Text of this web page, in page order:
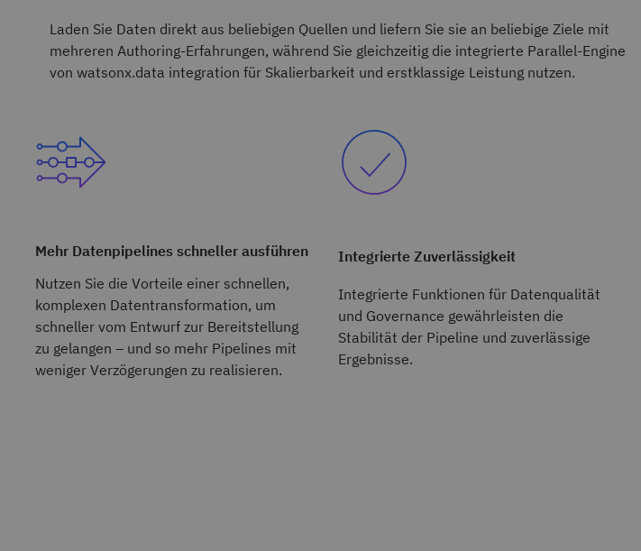
Laden Sie Daten direkt aus beliebigen Quellen und liefern Sie sie an beliebige Ziele mit
mehreren Authoring-Erfahrungen, während Sie gleichzeitig die integrierte Parallel-Engine
von watsonx.data integration für Skalierbarkeit und erstklassige Leistung nutzen.
Mehr Datenpipelines schneller ausführen
Nutzen Sie die Vorteile einer schnellen,
komplexen Datentransformation, um
schneller vom Entwurf zur Bereitstellung
zu gelangen – und so mehr Pipelines mit
weniger Verzögerungen zu realisieren.
Integrierte Zuverlässigkeit
Integrierte Funktionen für Datenqualität
und Governance gewährleisten die
Stabilität der Pipeline und zuverlässige
Ergebnisse.